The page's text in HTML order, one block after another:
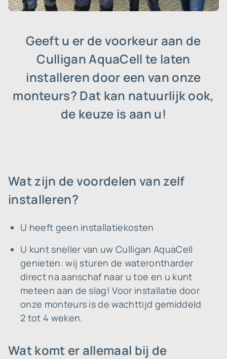
Geeft u er de voorkeur aan de
Culligan AquaCell te laten
installeren door een van onze
monteurs? Dat kan natuurlijk ook,
de keuze is aan u!
Wat zijn de voordelen van zelf
installeren?
U heeft geen installatiekosten
U kunt sneller van uw Culligan AquaCell
genieten: wij sturen de waterontharder
direct na aanschaf naar u toe en u kunt
meteen aan de slag! Voor installatie door
onze monteurs is de wachttijd gemiddeld
2 tot 4 weken.
Wat komt er allemaal bij de